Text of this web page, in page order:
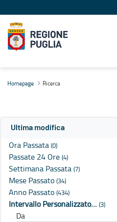
Homepage Ricerca
Ultima modifica
Ora Passata (0)
Passate 24 Ore (4)
Settimana Passata (7)
Mese Passato (34)
Anno Passato (434)
Intervallo Personalizzato… (3)
Da